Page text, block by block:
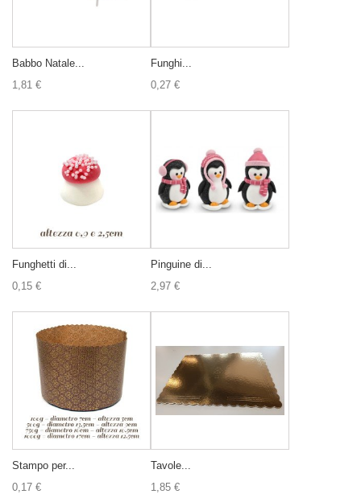
Babbo Natale...
1,81 €
Funghi...
0,27 €
Funghetti di...
0,15 €
Pinguine di...
2,97 €
Stampo per...
0,17 €
Tavole...
1,85 €